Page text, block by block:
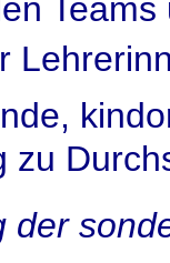
zu
der